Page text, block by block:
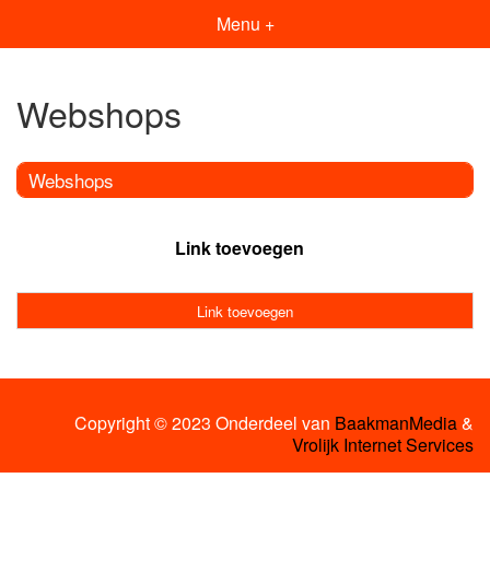
Menu +
Webshops
Webshops
Link toevoegen
Link toevoegen
Copyright © 2023 Onderdeel van BaakmanMedia&
Vrolijk Internet Services